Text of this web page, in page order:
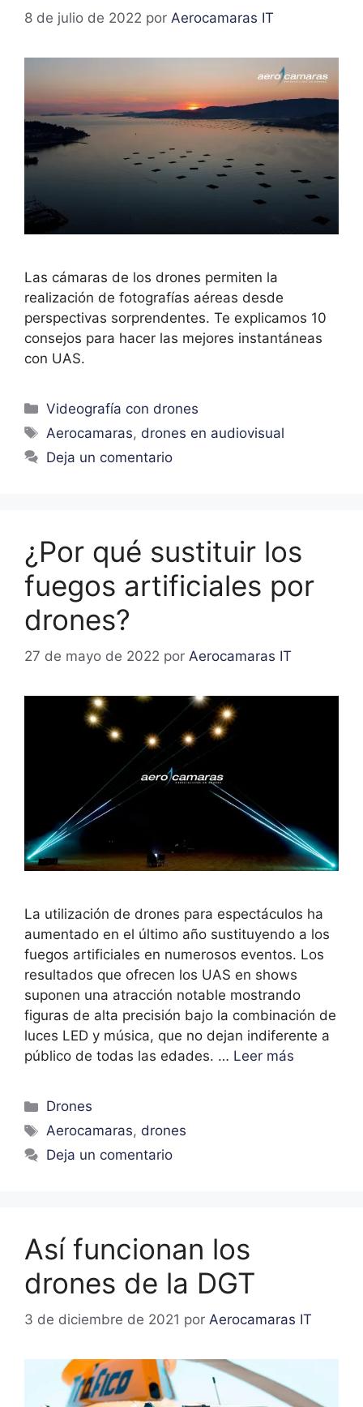
8 de julio de 2022 por Aerocamaras IT
Las cámaras de los drones permiten la
realización de fotografías aéreas desde
perspectivas sorprendentes. Te explicamos 10
consejos para hacer las mejores instantáneas
con UAS.
Videografía con drones
Aerocamaras, drones en audiovisual
Deja un comentario
¿Por qué sustituir los
fuegos artificiales por
drones?
27 de mayo de 2022 por Aerocamaras IT
La utilización de drones para espectáculos ha
aumentado en el último año sustituyendo a los
fuegos artificiales en numerosos eventos. Los
resultados que ofrecen los UAS en shows
suponen una atracción notable mostrando
figuras de alta precisión bajo la combinación de
luces LED y música, que no dejan indiferente a
público de todas las edades. … Leer más
Drones
Aerocamaras, drones
Deja un comentario
Así funcionan los
drones de la DGT
3 de diciembre de 2021 por Aerocamaras IT